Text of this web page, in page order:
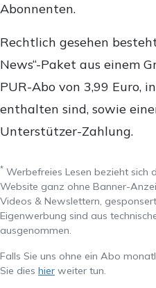
Abonnenten.
Rechtlich gesehen
News“-Paket aus einem
PUR-Abo von 3,99 Euro,
enthalten sind, sowie
Unterstützer-Zahlung.
* Werbefreies Lesen bezieht sich
Website ganz ohne Banner-
Videos & Newslettern,
Eigenwerbung sind aus
ausgenommen.
Falls Sie uns ohne ein Abo
Sie dies hier weiter tun.